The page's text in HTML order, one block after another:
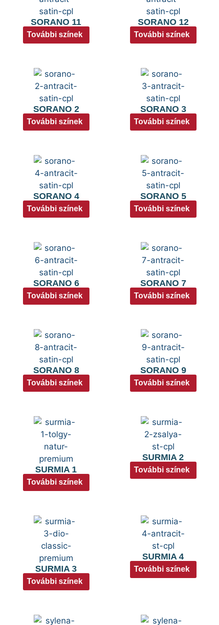
SORANO 11
További színek
SORANO 12
További színek
SORANO 2
További színek
SORANO 3
További színek
SORANO 4
További színek
SORANO 5
További színek
SORANO 6
További színek
SORANO 7
További színek
SORANO 8
További színek
SORANO 9
További színek
SURMIA 1
További színek
SURMIA 2
További színek
SURMIA 3
További színek
SURMIA 4
További színek